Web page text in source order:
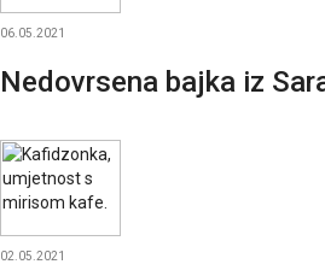
06.05.2021
Nedovrsena bajka iz
02.05.2021